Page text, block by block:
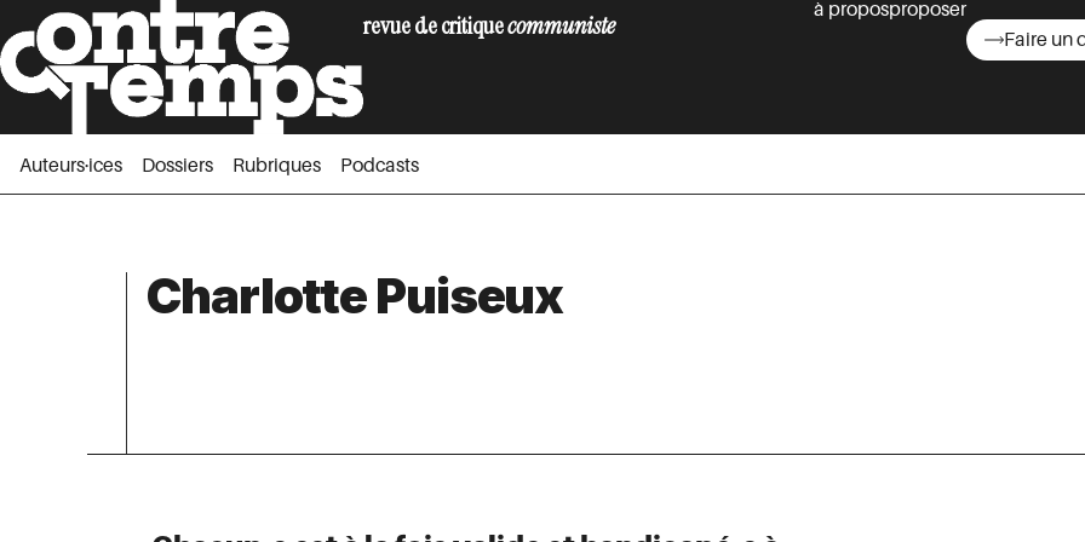
Auteurs·ices
revue de critiquecommuniste à proposproposer
Faire un
Auteurs·ices Dossiers Rubriques Podcasts
Charlotte Puiseux